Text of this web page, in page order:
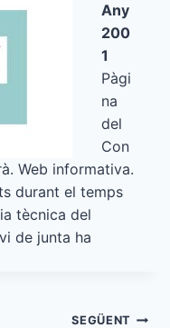
Any
200
1
Pàgi
na
del
Con
Web informativa.
durant el temps
tècnica del
de junta ha
SEGÜENT